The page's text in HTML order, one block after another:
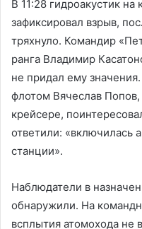
В 11:28 гидроакустик
зафиксировал взрыв,
тряхнуло. Командир
ранга Владимир
не придал ему
флотом Вячеслав
крейсере,
ответили: «включилась
станции».
Наблюдатели в
обнаружили. На
всплытия атомохода не